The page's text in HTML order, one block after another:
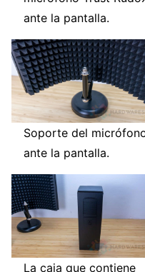
ante la pantalla.
Soporte del
ante la pantalla.
La caja que contiene